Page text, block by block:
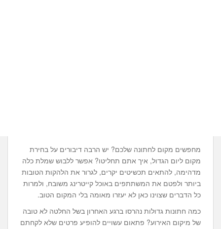
מחפשים מקום לחתונה שלכם? יש הרבה דיבורים על בחירת
מקום ליום הגדול, איך אתם תחליטו? אפשר ללבוש שמלת כלה
מדהימה, להתאים תכשיטים יקרים, לגרור את הלהקות הטובות
ביותר ולפטם את המשתתפים באוכל קייטרינג משובח, ולמרות
כל הדברים שצוינו כאן לא יעזרו מאומה בלי המקום הטוב.
כמה חתונות גדולות נהרסו ברגע האחרון בשל החלטה לא טובה
של מיקום האירוע? פתאום עשויים להופיע פרטים שלא לקחתם